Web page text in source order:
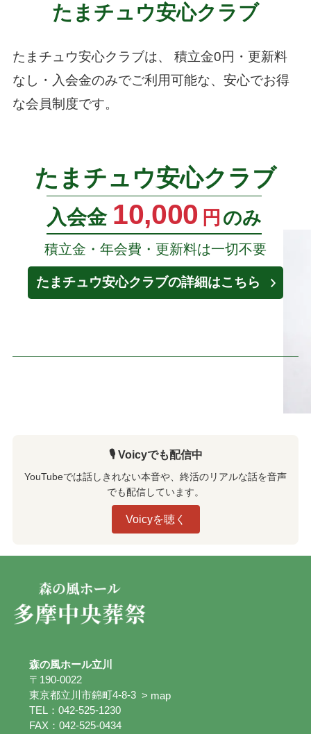
たまチュウ安心クラブ
たまチュウ安心クラブは、
積立金0円・更新料
なし・入会金のみでご利用可能な、安心でお得
な会員制度です。
たまチュウ安心クラブ
入会金 10,000 円 のみ
積立金・年会費・更新料は一切不要
たまチュウ安心クラブの詳細はこちら
🎙️ Voicyでも配信中
YouTubeでは話しきれない本音や、終活のリアルな話を音声
でも配信しています。
Voicyを聴く
森の風ホール立川
〒190-0022
東京都立川市錦町4-8-3 > map
TEL：042-525-1230
FAX：042-525-0434